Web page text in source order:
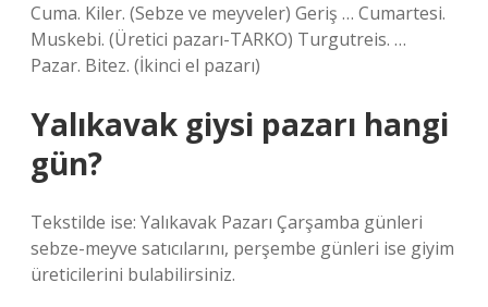
Cuma. Kiler. (Sebze ve meyveler) Geriş … Cumartesi.
Muskebi. (Üretici pazarı-TARKO) Turgutreis. …
Pazar. Bitez. (İkinci el pazarı)
Yalıkavak giysi pazarı hangi
gün?
Tekstilde ise: Yalıkavak Pazarı Çarşamba günleri
sebze-meyve satıcılarını, perşembe günleri ise giyim
üreticilerini bulabilirsiniz.